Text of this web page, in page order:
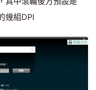
幾組DPI